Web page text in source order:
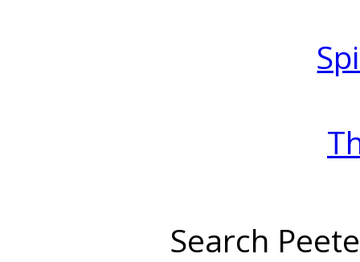
Search